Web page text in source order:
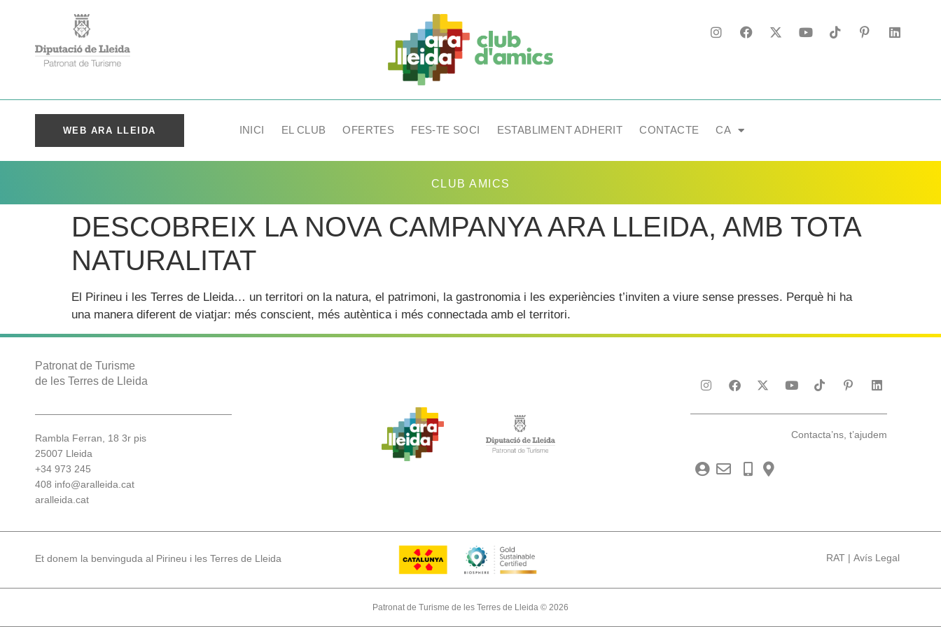
WEB ARA LLEIDA INICI EL CLUB OFERTES FES-TE SOCI ESTABLIMENT ADHERIT CONTACTE CA
CLUB AMICS
DESCOBREIX LA NOVA CAMPANYA ARA LLEIDA, AMB TOTA
NATURALITAT
El Pirineu i les Terres de Lleida… un territori on la natura, el patrimoni, la gastronomia i les experiències t’inviten a viure sense presses. Perquè hi ha
una manera diferent de viatjar: més conscient, més autèntica i més connectada amb el territori.
Patronat de Turisme
de les Terres de Lleida
Rambla Ferran, 18 3r pis
25007 Lleida
+34 973 245
408 info@aralleida.cat
aralleida.cat
Contacta’ns, t’ajudem
Et donem la benvinguda al Pirineu i les Terres de Lleida RAT |Avís Legal
Patronat de Turisme de les Terres de Lleida © 2026